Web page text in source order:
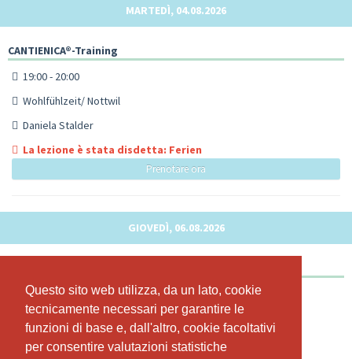
Questo sito web utilizza, da un lato, cookie
tecnicamente necessari per garantire le
funzioni di base e, dall'altro, cookie facoltativi
per consentire valutazioni statistiche
Questo sito web utilizza, da un lato, cookie
tecnicamente necessari per garantire le
funzioni di base e, dall'altro, cookie facoltativi
per consentire valutazioni statistiche
MARTEDÌ, 04.08.2026
CANTIENICA®-Training
19:00 - 20:00
Wohlfühlzeit/ Nottwil
Daniela Stalder
La lezione è stata disdetta: Ferien
Prenotare ora
GIOVEDÌ, 06.08.2026
18:15 - 19:15
Wohlfühlzeit/ Nottwil
Daniela Stalder